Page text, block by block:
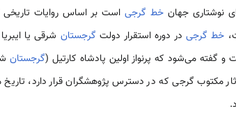
نوشتاری جهانخط گرجی است بر اساس روایات تاریخی
خط گرجی در دوره استقرار دولت گرجستان شرقی یا
گفته می‌شود که پرنواز اولین پادشاه کارتیل (گرجستان
مکتوب گرجی که در دسترس پژوهشگران قرار دارد،